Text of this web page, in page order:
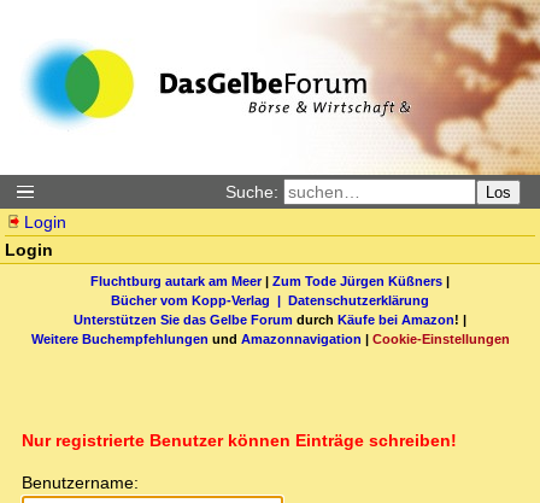
Suche: Los
Login
Login
Fluchtburg autark am Meer| Zum Tode Jürgen Küßners |
Bücher vom Kopp-Verlag | Datenschutzerklärung
Unterstützen Sie das Gelbe Forum durch Käufe bei Amazon! |
Weitere Buchempfehlungen und Amazonnavigation | Cookie-Einstellungen
Nur registrierte Benutzer können Einträge schreiben!
Benutzername: